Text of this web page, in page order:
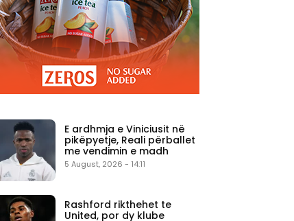
E ardhmja e Viniciusit në
pikëpyetje, Reali përballet
me vendimin e madh
5 August, 2026 - 14:11
Rashford rikthehet te
United, por dy klube